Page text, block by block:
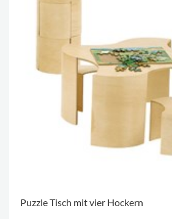
Puzzle Tisch mit vier Hockern